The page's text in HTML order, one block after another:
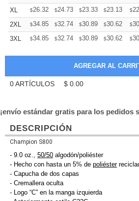
XL
$26.32 $24.73 $23.33 $23.13 $
2XL
$34.85 $32.74 $30.89 $30.62 $
3XL
$34.85 $32.74 $30.89 $30.62 $
0ARTÍCULOS $ 0.00
¡envío estándar gratis para los pedidos
DESCRIPCIÓN
Champion S800
- 9.0 oz., 50/50 algodón/poliéster
- Hecho con hasta un 5% de poliéster
- Capucha de dos capas
- Cremallera oculta
- Logo “C” en la manga izquierda